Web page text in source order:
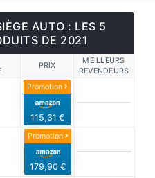
AUTO : LES 5
DE 2021
PRIX
MEILLEURS
REVENDEURS
Promotion
115,31 €
Promotion
179,90 €